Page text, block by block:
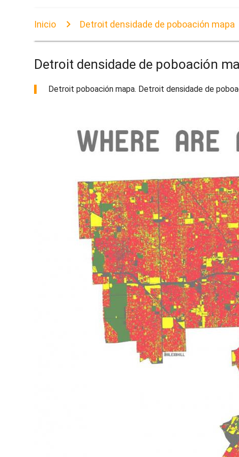
Inicio Detroit densidade de poboación mapa
Detroit densidade de poboación
Detroit poboación mapa. Detroit densidade de